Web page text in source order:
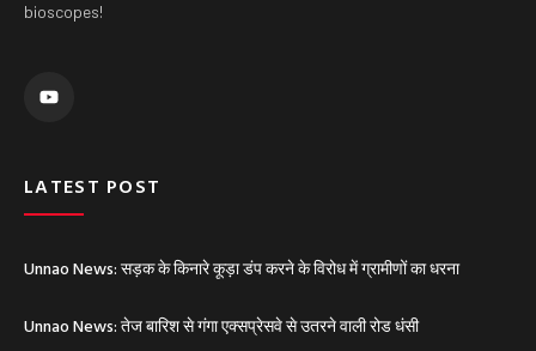
bioscopes!
u
LATEST POST
Unnao News: सड़क के किनारे कूड़ा डंप करने के विरोध में ग्रामीणों का धरना
Unnao News: तेज बारिश से गंगा एक्सप्रेसवे से उतरने वाली रोड धंसी